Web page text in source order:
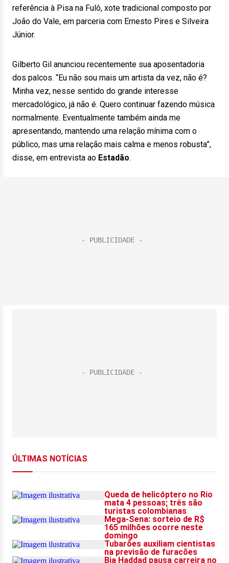
referência à Pisa na Fulô, xote tradicional composto por
João do Vale, em parceria com Ernesto Pires e Silveira
Júnior.
Gilberto Gil anunciou recentemente sua aposentadoria
dos palcos. “Eu não sou mais um artista da vez, não é?
Minha vez, nesse sentido do grande interesse
mercadológico, já não é. Quero continuar fazendo música
normalmente. Eventualmente também ainda me
apresentando, mantendo uma relação mínima com o
público, mas uma relação mais calma e menos robusta”,
disse, em entrevista ao Estadão.